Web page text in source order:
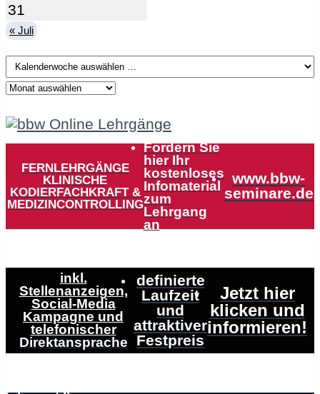
31
« Juli
FERNLEHRGÄNGE
KLINISCHE
KODIERFACHKRAFT &
MEDIZINCONTROLLING
Fordern Sie
hier Ihr
kostenloses
Infomaterial
zum
Lehrgang
an
www.bbw-
seminare.de
inkl.
Stellenanzeigen,
Social-Media
Kampagne und
telefonischer
Direktansprache
definierte
Laufzeit
und
attraktiver
Festpreis
Jetzt hier
klicken und
informieren!